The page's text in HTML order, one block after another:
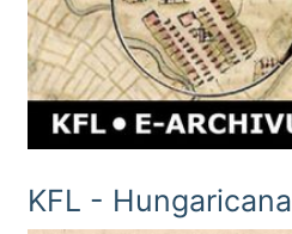
KFL - Hungaricana